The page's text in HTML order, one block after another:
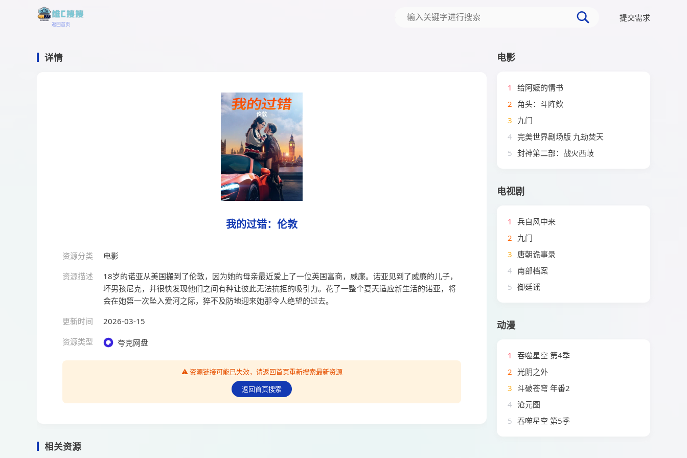
返回首页
提交需求
详情
我的过错：伦敦
资源分类
电影
资源描述
18岁的诺亚从美国搬到了伦敦，因为她的母亲最近爱上了一位英国富商，威廉。诺亚见到了威廉的儿子，
坏男孩尼克，并很快发现他们之间有种让彼此无法抗拒的吸引力。花了一整个夏天适应新生活的诺亚，将
会在她第一次坠入爱河之际，猝不及防地迎来她那令人绝望的过去。
更新时间
2026-03-15
资源类型
夸克网盘
⚠️ 资源链接可能已失效，请返回首页重新搜索最新资源
返回首页搜索
相关资源
电影
1
给阿嬷的情书
2 角头：斗阵欸
3 九门
4 完美世界剧场版 九劫焚天
5 封神第二部：战火西岐
电视剧
1
兵自风中来
2 九门
3 唐朝诡事录
4 南部档案
5 御廷谣
动漫
1
吞噬星空 第4季
2 光阴之外
3 斗破苍穹 年番2
4 沧元图
5 吞噬星空 第5季